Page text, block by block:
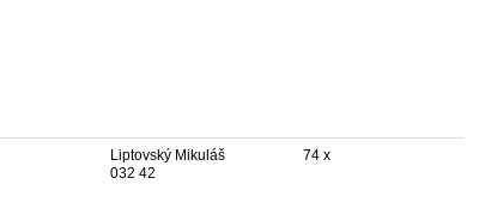
Liptovský Mikuláš
032 42
74 x